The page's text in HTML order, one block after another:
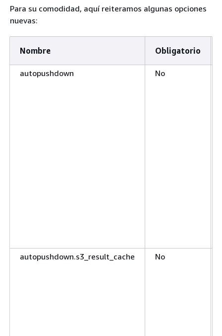
Para su comodidad, aquí reiteramos algunas opciones
nuevas:
Nombre Obligatorio
autopushdown No
autopushdown.s3_result_cache No